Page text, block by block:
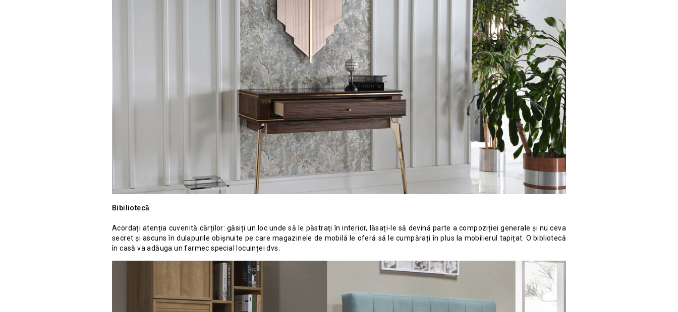
Bibiliotecă
Acordați atenția cuvenită cărților: găsiți un loc unde să le păstrați în interior, lăsați-le să devină parte a compoziției generale și nu ceva
secret și ascuns în dulapurile obișnuite pe care magazinele de mobilă le oferă să le cumpărați în plus la mobilierul tapițat. O bibliotecă
în casă va adăuga un farmec special locuinței dvs.